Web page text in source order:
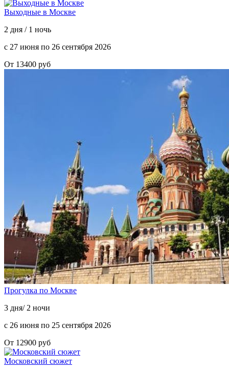
Выходные в Москве
2 дня / 1 ночь
с 27 июня по 26 сентября 2026
От 13400 руб
Прогулка по Москве
3 дня/ 2 ночи
с 26 июня по 25 сентября 2026
От 12900 руб
Московский сюжет